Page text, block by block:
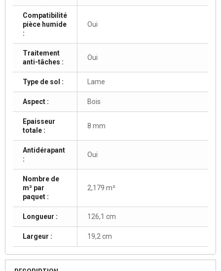
Compatibilité
pièce humide
:
Oui
Traitement
anti-tâches :
Oui
Type de sol : Lame
Aspect : Bois
Epaisseur
totale :
8 mm
Antidérapant
:
Oui
Nombre de
m² par
paquet :
2,179 m²
Longueur : 126,1 cm
Largeur : 19,2 cm